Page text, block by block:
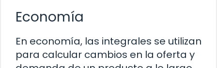
Economía
En economía, las integrales se utilizan
para calcular cambios en la oferta y